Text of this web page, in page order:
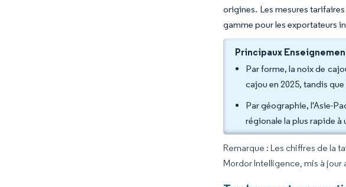
origines. Les mesures
gamme pour les exportateurs
Principaux
Par forme, la noix de
cajou en 2025, tandis
Par géographie, l'Asie-
régionale la plus rapide à
Remarque : Les chiffres de la
Mordor Intelligence, mis à jour